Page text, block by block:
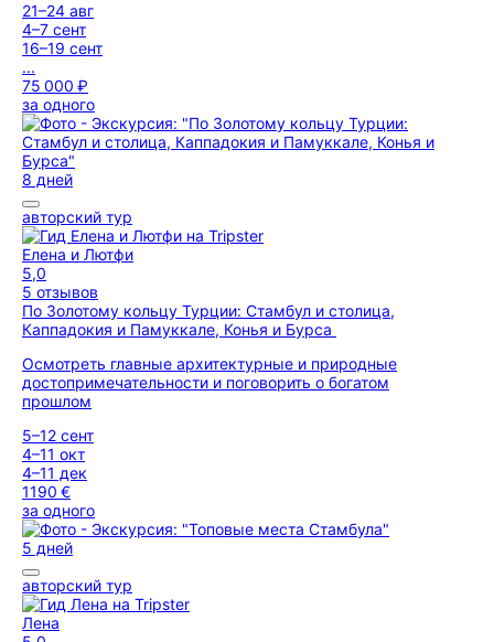
21–24 авг
4–7 сент
16–19 сент
...
75 000 ₽
за одного
8 дней
авторский тур
Елена и Лютфи
5,0
5 отзывов
По Золотому кольцу Турции: Стамбул и столица,
Каппадокия и Памуккале, Конья и Бурса
Осмотреть главные архитектурные и природные
достопримечательности и поговорить о богатом
прошлом
5–12 сент
4–11 окт
4–11 дек
1190 €
за одного
5 дней
авторский тур
Лена